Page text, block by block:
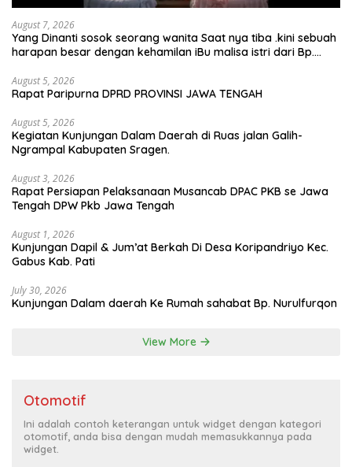
August 7, 2026
Yang Dinanti sosok seorang wanita Saat nya tiba .kini sebuah
harapan besar dengan kehamilan iBu malisa istri dari Bp.
Musa & Princes.
August 5, 2026
Rapat Paripurna DPRD PROVINSI JAWA TENGAH
August 5, 2026
Kegiatan Kunjungan Dalam Daerah di Ruas jalan Galih-
Ngrampal Kabupaten Sragen.
August 3, 2026
Rapat Persiapan Pelaksanaan Musancab DPAC PKB se Jawa
Tengah DPW Pkb Jawa Tengah
August 1, 2026
Kunjungan Dapil & Jum’at Berkah Di Desa Koripandriyo Kec.
Gabus Kab. Pati
July 30, 2026
Kunjungan Dalam daerah Ke Rumah sahabat Bp. Nurulfurqon
View More
Otomotif
Ini adalah contoh keterangan untuk widget dengan kategori
otomotif, anda bisa dengan mudah memasukkannya pada
widget.